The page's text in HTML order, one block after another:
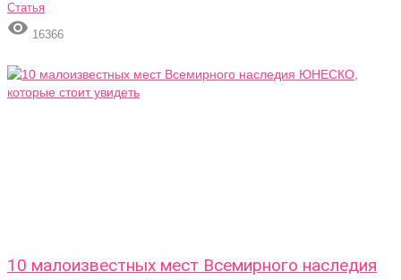
Статья
 16366
10 малоизвестных мест Всемирного наследия